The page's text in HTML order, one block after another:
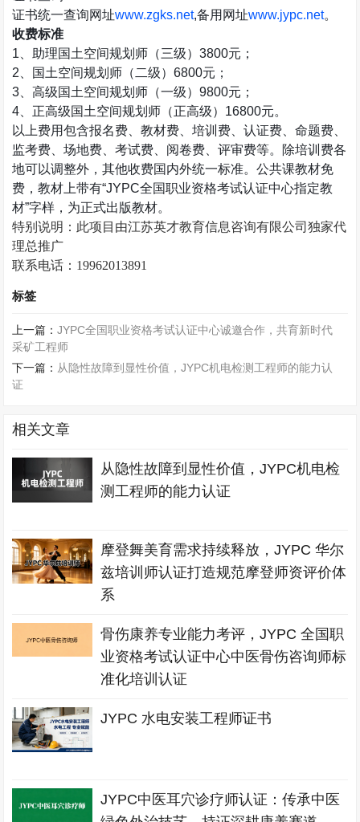
证书统一查询网址www.zgks.net,备用网址www.jypc.net。
收费标准
1 、助理国土空间规划师（三级）3800元；
2 、国土空间规划师（二级）6800元；
3 、高级国土空间规划师（一级）9800元；
4 、正高级国土空间规划师（正高级） 16800元。
以上费用包含报名费、教材费、培训费、认证费、命题费、
监考费、场地费、考试费、阅卷费、评审费等。除培训费各
地可以调整外，其他收费国内外统一标准。公共课教材免
费，教材上带有“JYPC全国职业资格考试认证中心指定教
材”字样，为正式出版教材。
特别说明：此项目由江苏英才教育信息咨询有限公司独家代
理总推广
联系电话： 19962013891
标签
上一篇：JYPC全国职业资格考试认证中心诚邀合作，共育新时代
采矿工程师
下一篇： 从隐性故障到显性价值，JYPC机电检测工程师的能力认
证
相关文章
从隐性故障到显性价值，JYPC机电检
测工程师的能力认证
摩登舞美育需求持续释放，JYPC 华尔
兹培训师认证打造规范摩登师资评价体
系
骨伤康养专业能力考评，JYPC 全国职
业资格考试认证中心中医骨伤咨询师标
准化培训认证
JYPC 水电安装工程师证书
JYPC中医耳穴诊疗师认证：传承中医